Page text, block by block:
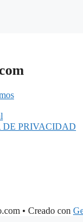
DE PRIVACIDAD
• Creado con